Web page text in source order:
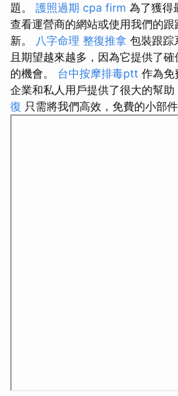
題。 護照過期 cpa firm 為了獲得
查看運營商的網站或使用我們的
新。 八字命理 整復推拿 包裝跟踪
且期望越來越多，因為它提供了
的機會。 台中按摩排毒ptt 作為免
企業和私人用戶提供了很大的幫助
復 只需將我們高效，免費的小部